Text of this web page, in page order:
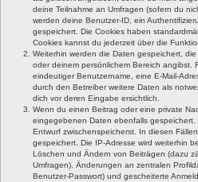
deine Teilnahme an Umfragen (sofern du
werden deine Benutzer-ID, ein
gespeichert. Die Cookies haben
Cookies kannst du jederzeit über die
Weiterhin werden die Daten gespeichert,
oder deinem persönlichem Bereich angibst.
eindeutiger Benutzername, eine E-Mail-
durch den Betreiber weitere Daten als
dich vor deren Eingabe ersichtlich.
Wenn du einen Beitrag oder eine private
eingegebenen Daten ebenfalls
Entwurf zwischenspeicherst. In diesen
gespeichert. Die IP-Adresse wird weiterhin
Löschen und Ändern von Beiträgen (dazu
Umfragen), Änderungen an zentralen
Benutzer-Passwort) und gescheiterte